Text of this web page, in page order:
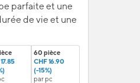
parfaite et une
de vie et une
60 pièce
CHF 16.90
(-15%)
par pc